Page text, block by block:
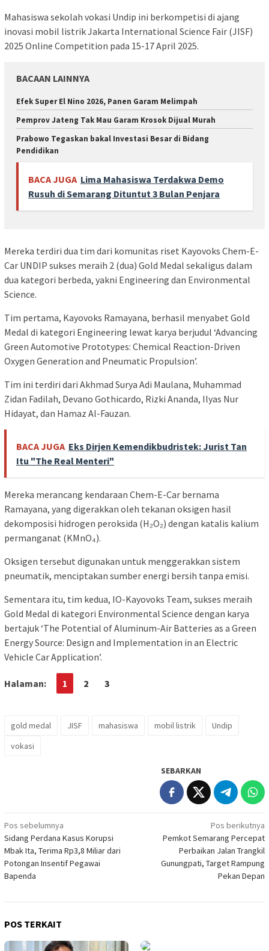
Mahasiswa sekolah vokasi Undip ini berkompetisi di ajang
inovasi mobil listrik Jakarta International Science Fair (JISF)
2025 Online Competition pada 15-17 April 2025.
BACAAN LAINNYA
Efek Super El Nino 2026, Panen Garam Melimpah
Pemprov Jateng Tak Mau Garam Krosok Dijual Murah
Prabowo Tegaskan bakal Investasi Besar di Bidang
Pendidikan
BACA JUGA Lima Mahasiswa Terdakwa Demo
Rusuh di Semarang Dituntut 3 Bulan Penjara
Mereka terdiri dua tim dari komunitas riset Kayovoks Chem-E-
Car UNDIP sukses meraih 2 (dua) Gold Medal sekaligus dalam
dua kategori berbeda, yakni Engineering dan Environmental
Science.
Tim pertama, Kayovoks Ramayana, berhasil menyabet Gold
Medal di kategori Engineering lewat karya berjudul ‘Advancing
Green Automotive Prototypes: Chemical Reaction-Driven
Oxygen Generation and Pneumatic Propulsion’.
Tim ini terdiri dari Akhmad Surya Adi Maulana, Muhammad
Zidan Fadilah, Devano Gothicardo, Rizki Ananda, Ilyas Nur
Hidayat, dan Hamaz Al-Fauzan.
BACA JUGA Eks Dirjen Kemendikbudristek: Jurist Tan
Itu "The Real Menteri"
Mereka merancang kendaraan Chem-E-Car bernama
Ramayana, yang digerakkan oleh tekanan oksigen hasil
dekomposisi hidrogen peroksida (H₂O₂) dengan katalis kalium
permanganat (KMnO₄).
Oksigen tersebut digunakan untuk menggerakkan sistem
pneumatik, menciptakan sumber energi bersih tanpa emisi.
Sementara itu, tim kedua, IO-Kayovoks Team, sukses meraih
Gold Medal di kategori Environmental Science dengan karya
bertajuk ‘The Potential of Aluminum-Air Batteries as a Green
Energy Source: Design and Implementation in an Electric
Vehicle Car Application’.
Halaman: 1 2 3
gold medal JISF mahasiswa mobil listrik
Undip
vokasi
SEBARKAN
Navigasi
pos
Pos sebelumnya
Sidang Perdana Kasus Korupsi
Mbak Ita, Terima Rp3,8 Miliar dari
Potongan Insentif Pegawai
Bapenda
Pos berikutnya
Pemkot Semarang Percepat
Perbaikan Jalan Trangkil
Gunungpati, Target Rampung
Pekan Depan
POS TERKAIT